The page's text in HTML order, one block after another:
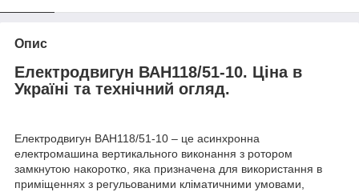
Опис
Електродвигун ВАН118/51-10. Ціна в
Україні та технічний огляд.
Електродвигун ВАН118/51-10 – це асинхронна
електромашина вертикального виконання з ротором
замкнутою накоротко, яка призначена для використання в
приміщеннях з регульованими кліматичними умовами,